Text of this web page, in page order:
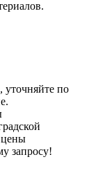
уточняйте по
цены
запросу!